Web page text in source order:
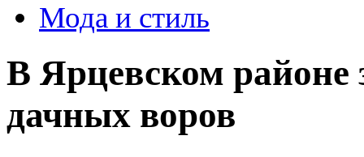
Мода и стиль
В Ярцевском районе
дачных воров